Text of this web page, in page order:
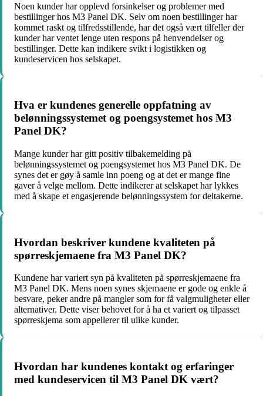
Noen kunder har opplevd forsinkelser og problemer med
bestillinger hos M3 Panel DK. Selv om noen bestillinger har
kommet raskt og tilfredsstillende, har det også vært tilfeller der
kunder har ventet lenge uten respons på henvendelser og
bestillinger. Dette kan indikere svikt i logistikken og
kundeservicen hos selskapet.
Hva er kundenes generelle oppfatning av
belønningssystemet og poengsystemet hos M3
Panel DK?
Mange kunder har gitt positiv tilbakemelding på
belønningssystemet og poengsystemet hos M3 Panel DK. De
synes det er gøy å samle inn poeng og at det er mange fine
gaver å velge mellom. Dette indikerer at selskapet har lykkes
med å skape et engasjerende belønningssystem for deltakerne.
Hvordan beskriver kundene kvaliteten på
spørreskjemaene fra M3 Panel DK?
Kundene har variert syn på kvaliteten på spørreskjemaene fra
M3 Panel DK. Mens noen synes skjemaene er gode og enkle å
besvare, peker andre på mangler som for få valgmuligheter eller
alternativer. Dette viser behovet for å ha et variert og tilpasset
spørreskjema som appellerer til ulike kunder.
Hvordan har kundenes kontakt og erfaringer
med kundeservicen til M3 Panel DK vært?